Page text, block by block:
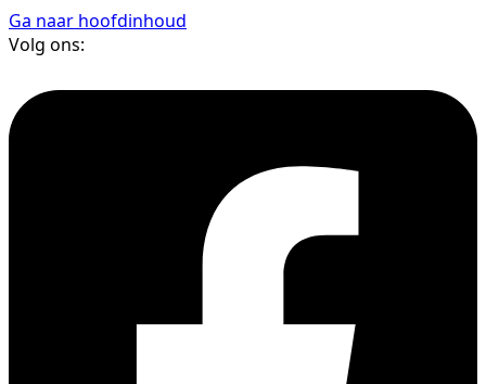
Ga naar hoofdinhoud
Volg ons: